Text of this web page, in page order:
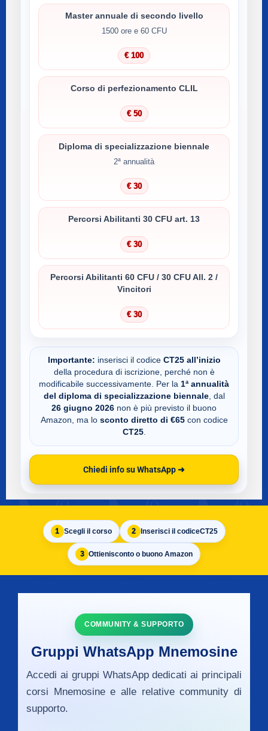
Master annuale di secondo livello
1500 ore e 60 CFU
€ 100
Corso di perfezionamento CLIL
€ 50
Diploma di specializzazione biennale
2ª annualità
€ 30
Percorsi Abilitanti 30 CFU art. 13
€ 30
Percorsi Abilitanti 60 CFU / 30 CFU All. 2 /
Vincitori
€ 30
Importante: inserisci il codice CT25 all’inizio
della procedura di iscrizione, perché non è
modificabile successivamente. Per la 1ª annualità
del diploma di specializzazione biennale, dal
26 giugno 2026 non è più previsto il buono
Amazon, ma lo sconto diretto di €65con codice
CT25.
Chiedi info su WhatsApp ➜
1 Scegli il corso 2 Inserisci il codiceCT25
3 Ottienisconto o buono Amazon
COMMUNITY & SUPPORTO
Gruppi WhatsApp Mnemosine
Accedi ai gruppi WhatsApp dedicati ai principali
corsi Mnemosine e alle relative community di
supporto.